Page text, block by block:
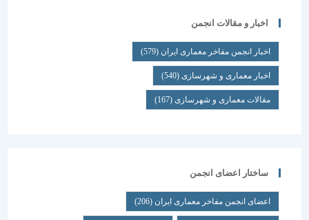
اخبار و مقالات انجمن
اخبار انجمن مفاخر معماری ایران (579)
اخبار معماری و شهرسازی(540)
مقالات معماری و شهرسازی(167)
ساختار اعضای انجمن
اعضای انجمن مفاخر معماری ایران (206)